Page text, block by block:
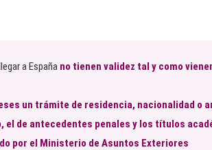
a España no tienen validez tal y como
un trámite de residencia, nacionalidad o
el de antecedentes penales y los títulos
por el Ministerio de Asuntos Exteriores